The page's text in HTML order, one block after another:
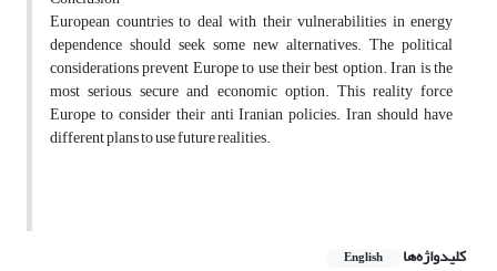
European countries to deal with their vulnerabilities in energy
dependence should seek some new alternatives. The political
considerations prevent Europe to use their best option. Iran is the
most serious, secure and economic option. This reality force
Europe to consider their anti Iranian policies. Iran should have
different plans to use future realities.
کلیدواژه‌ها English